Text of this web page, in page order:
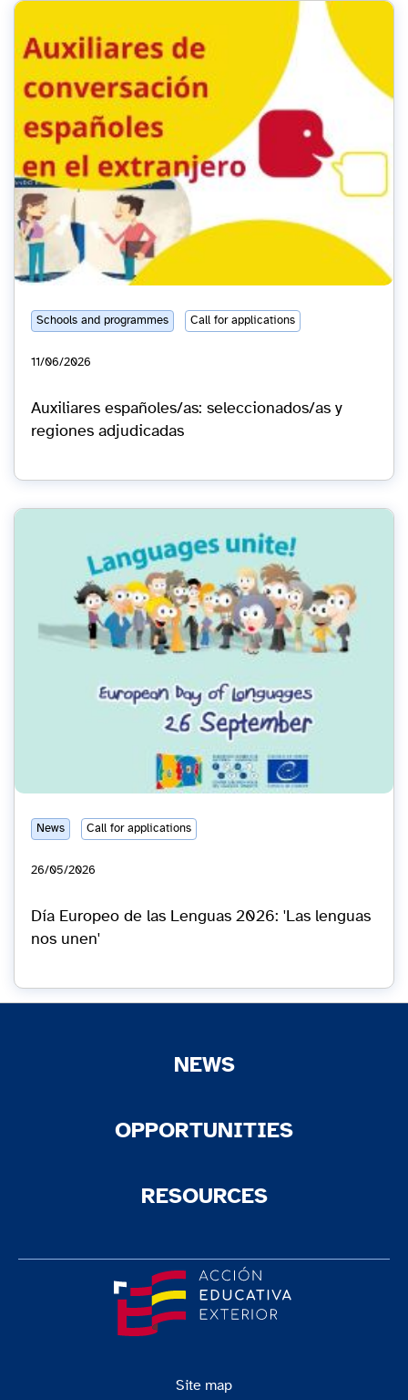
11/06/2026
Schools and programmes Call for applications
Auxiliares españoles/as: seleccionados/as y
regiones adjudicadas
26/05/2026
News Call for applications
Día Europeo de las Lenguas 2026: 'Las lenguas
nos unen'
NEWS
OPPORTUNITIES
RESOURCES
Site map